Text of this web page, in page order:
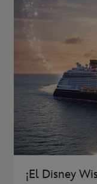
¡El Disney